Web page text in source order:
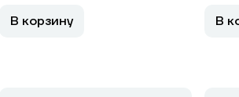
В корзину В